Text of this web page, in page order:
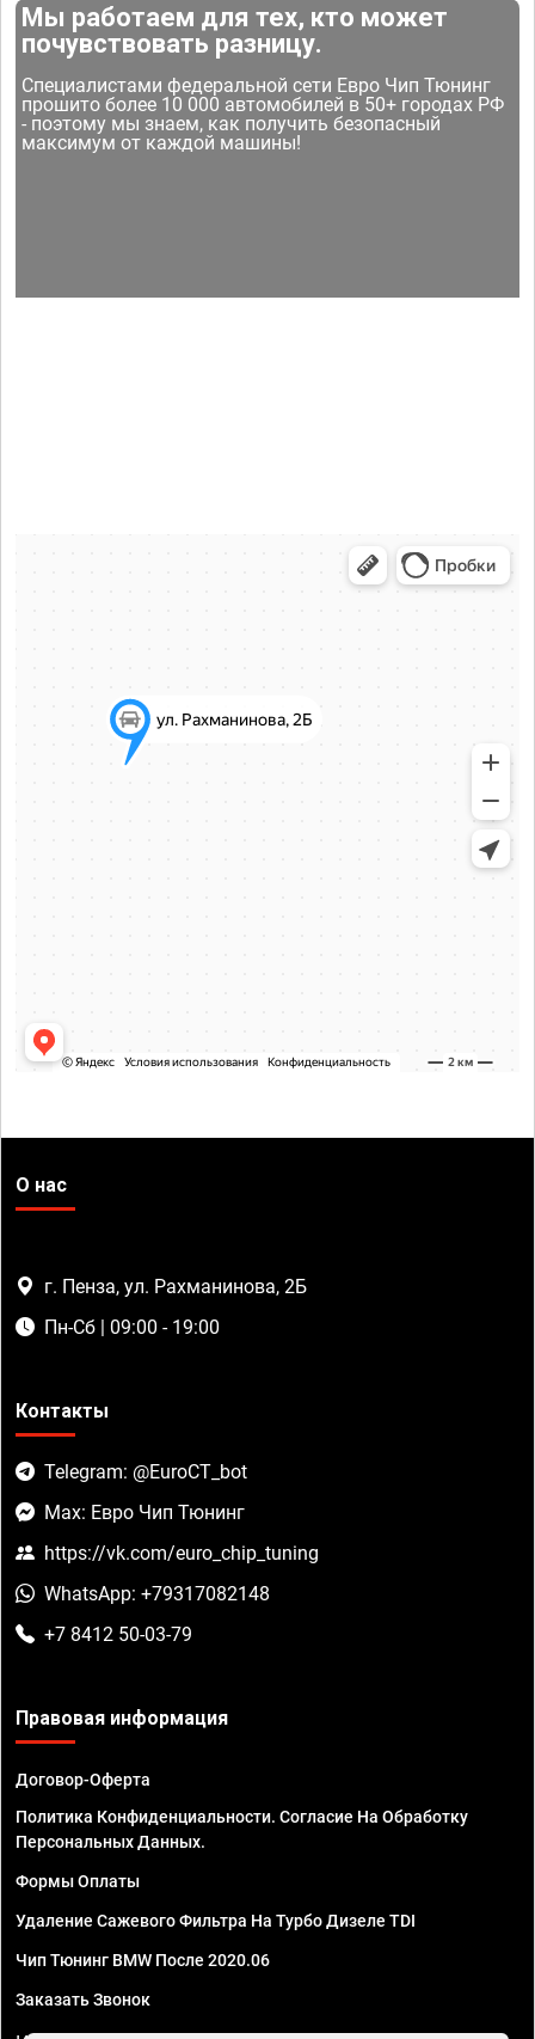
Мы работаем для тех, кто может
почувствовать разницу.
Специалистами федеральной сети Евро Чип Тюнинг
прошито более 10 000 автомобилей в 50+ городах РФ
- поэтому мы знаем, как получить безопасный
максимум от каждой машины!
О нас
г. Пенза, ул. Рахманинова, 2Б
Пн-Сб | 09:00 - 19:00
Контакты
Telegram: @EuroCT_bot
Max: Евро Чип Тюнинг
https://vk.com/euro_chip_tuning
WhatsApp: +79317082148
+7 8412 50-03-79
Правовая информация
Договор-Оферта
Политика Конфиденциальности. Согласие На Обработку
Персональных Данных.
Формы Оплаты
Удаление Сажевого Фильтра На Турбо Дизеле TDI
Чип Тюнинг BMW После 2020.06
Заказать Звонок